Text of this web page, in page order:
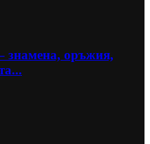
знамена, оръжия,